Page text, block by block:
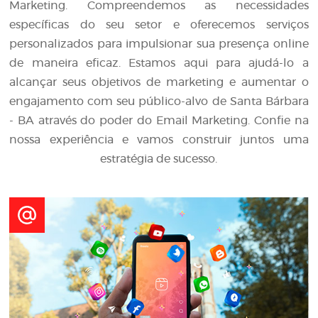
Marketing. Compreendemos as necessidades
específicas do seu setor e oferecemos serviços
personalizados para impulsionar sua presença online
de maneira eficaz. Estamos aqui para ajudá-lo a
alcançar seus objetivos de marketing e aumentar o
engajamento com seu público-alvo de Santa Bárbara
- BA através do poder do Email Marketing. Confie na
nossa experiência e vamos construir juntos uma
estratégia de sucesso.